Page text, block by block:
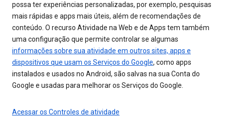
possa ter experiências personalizadas, por exemplo, pesquisas
mais rápidas e apps mais úteis, além de recomendações de
conteúdo. O recurso Atividade na Web e de Apps tem também
uma configuração que permite controlar se algumas
informações sobre sua atividade em outros sites, apps e
dispositivos que usam os Serviços do Google, como apps
instalados e usados no Android, são salvas na sua Conta do
Google e usadas para melhorar os Serviços do Google.
Acessar os Controles de atividade